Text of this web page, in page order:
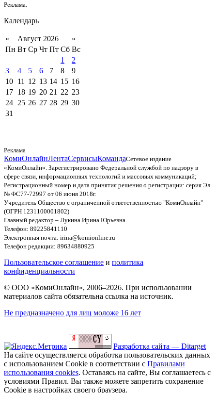
Реклама.
Календарь
« Август 2026
»
Пн Вт Ср Чт Пт Сб Вс
1
2
3
4 5 6 7 8
9
10 11 12 13 14 15 16
17 18 19 20 21 22 23
24 25 26 27 28 29 30
31
Реклама
КомиОнлайнЛентаСервисыКомандаСетевое издание
«КомиОнлайн». Зарегистрировано Федеральной службой по надзору в
сфере связи, информационных технологий и массовых коммуникаций;
Регистрационный номер и дата принятия решения о регистрации: серия Эл
№ ФС77-72997 от 06 июня 2018г.
Учредитель Общество с ограниченной ответственностью "КомиОнлайн"
(ОГРН 1231100001802)
Главный редактор – Лукина Ирина Юрьевна.
Телефон: 89225841110
Электронная почта: irina@komionline.ru
Телефон редакции: 89634880925
Пользовательское соглашение и политика
конфиденциальности
© ООО «КомиОнлайн», 2006–2026. При использовании
материалов сайта обязательна ссылка на источник.
Не предназначено для лиц моложе 16 лет
Разработка сайта — Ditarget
На сайте осуществляется обработка пользовательских данных
с использованием Cookie в соответствии с Правилами
использования cookies. Оставаясь на сайте, Вы соглашаетесь с
условиями Правил. Вы также можете запретить сохранение
Cookie в настройках своего браузера.